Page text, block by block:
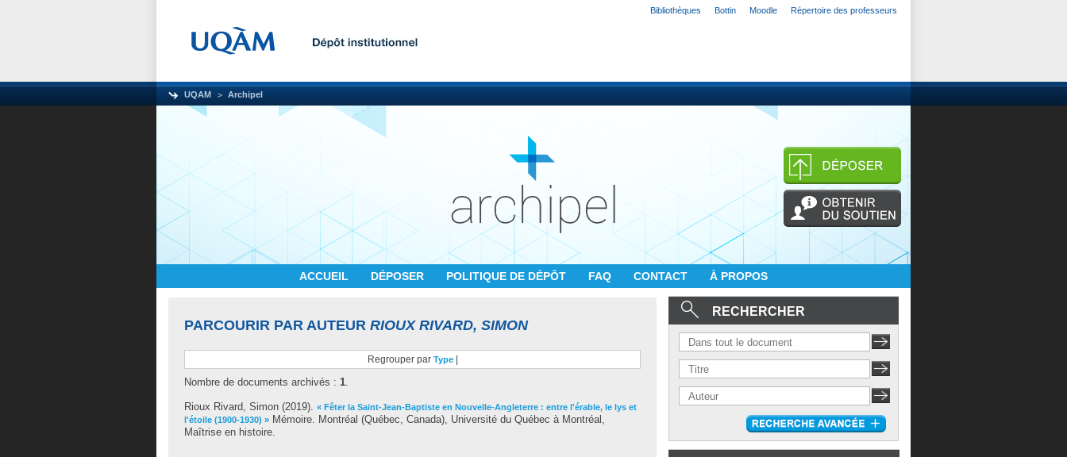
Bibliothèques Bottin Moodle Répertoire des professeurs
UQAM Archipel
ACCUEIL DÉPOSER POLITIQUE DE DÉPÔT FAQ CONTACT À PROPOS
PARCOURIR PAR AUTEUR RIOUX RIVARD, SIMON
Regrouper par Type
Nombre de documents archivés : 1.
Rioux Rivard, Simon (2019). « Fêter la Saint-Jean-Baptiste en Nouvelle-Angleterre : entre l'érable, le lys et
l'étoile (1900-1930) » Mémoire. Montréal (Québec, Canada), Université du Québec à Montréal,
Maîtrise en histoire.
RECHERCHER